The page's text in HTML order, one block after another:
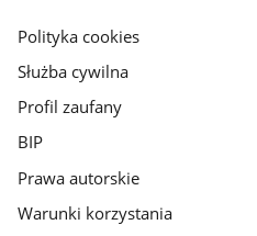
gov.pl
Polityka cookies
Służba cywilna
Profil zaufany
BIP
Prawa autorskie
Warunki korzystania